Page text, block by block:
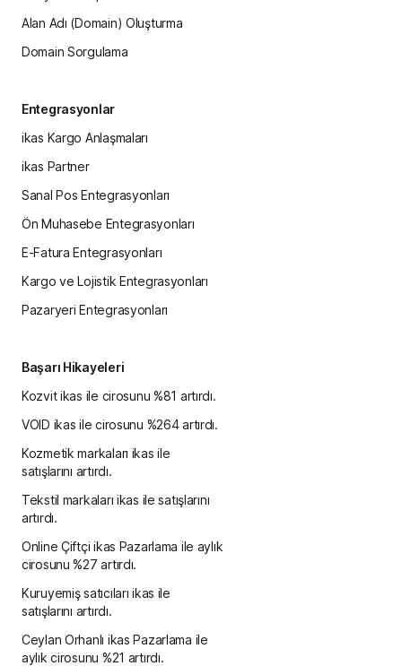
Entegrasyonlar
ikas Kargo Anlaşmaları
ikas Partner
Sanal Pos Entegrasyonları
Ön Muhasebe Entegrasyonları
E-Fatura Entegrasyonları
Kargo ve Lojistik Entegrasyonları
Pazaryeri Entegrasyonları
Alan Adı (Domain) Oluşturma
Domain Sorgulama
Başarı Hikayeleri
Kozvit ikas ile cirosunu %81 artırdı.
VOID ikas ile cirosunu %264 artırdı.
Kozmetik markaları ikas ile
satışlarını artırdı.
Tekstil markaları ikas ile satışlarını
artırdı.
Online Çiftçi ikas Pazarlama ile aylık
cirosunu %27 artırdı.
Kuruyemiş satıcıları ikas ile
satışlarını artırdı.
Ceylan Orhanlı ikas Pazarlama ile
aylık cirosunu %21 artırdı.